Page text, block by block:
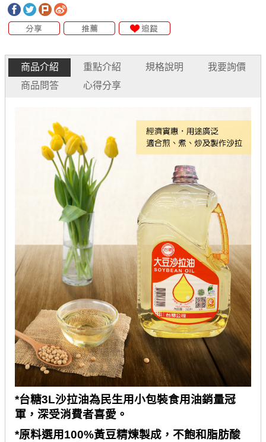
商品介紹 重點介紹 規格說明
我要詢價
商品問答
心得分享
*台糖3L沙拉油為民生用小包裝食用油銷量冠
軍，深受消費者喜愛。
*原料選用100%黃豆精煉製成，不飽和脂肪酸